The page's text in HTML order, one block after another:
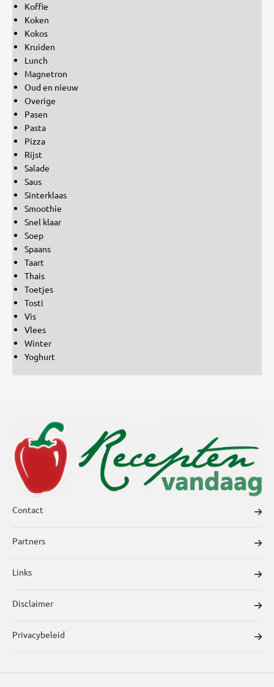
Koffie
Koken
Kokos
Kruiden
Lunch
Magnetron
Oud en nieuw
Overige
Pasen
Pasta
Pizza
Rijst
Salade
Saus
Sinterklaas
Smoothie
Snel klaar
Soep
Spaans
Taart
Thais
Toetjes
Tosti
Vis
Vlees
Winter
Yoghurt
Contact
Partners
Links
Disclaimer
Privacybeleid